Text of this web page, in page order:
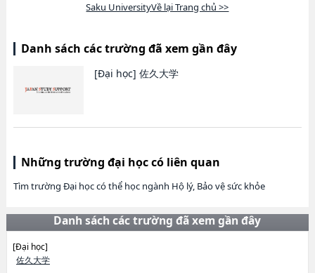
Saku UniversityVề lại Trang chủ >>
Danh sách các trường đã xem gần đây
[Đại học] 佐久大学
Những trường đại học có liên quan
Tìm trường Đại học có thể học ngành Hộ lý, Bảo vệ sức khỏe
Danh sách các trường đã xem gần đây
[Đại học]
佐久大学